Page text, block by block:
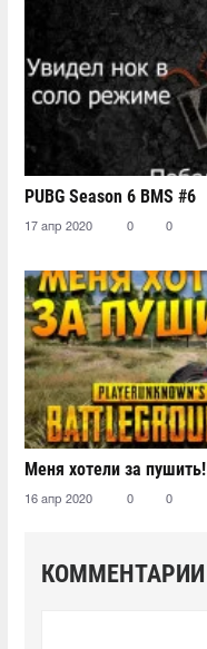
PUBG Season 6 BMS #6
17 апр 2020 0 0
Меня хотели за пушить!
16 апр 2020 0 0
КОММЕНТАРИИ